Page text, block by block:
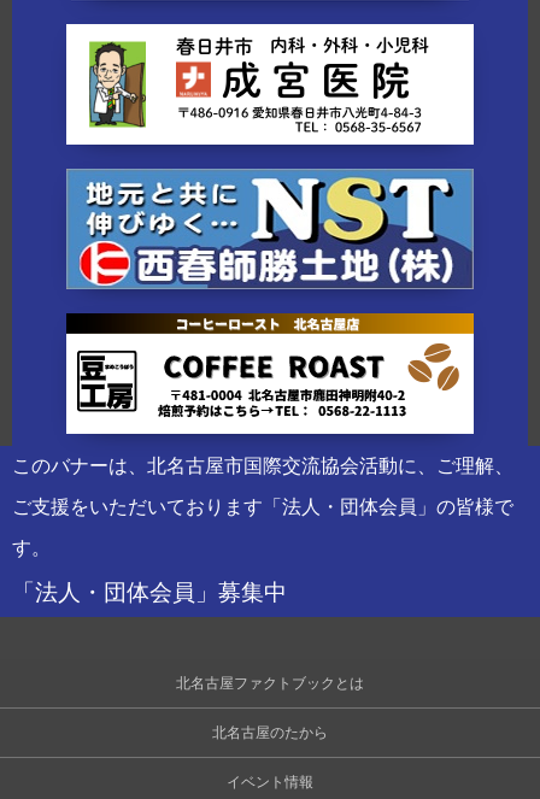
このバナーは、北名古屋市国際交流協会活動に、ご理解、
ご支援をいただいております「法人・団体会員」の皆様で
す。
「法人・団体会員」募集中
北名古屋ファクトブックとは
北名古屋のたから
イベント情報